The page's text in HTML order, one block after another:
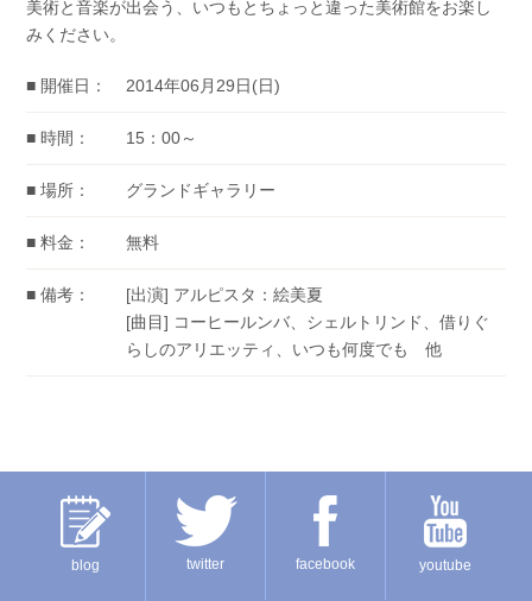
美術と音楽が出会う、いつもとちょっと違った美術館をお楽し
みください。
■ 開催日： 2014年06月29日(日)
■ 時間： 15：00～
■ 場所： グランドギャラリー
■ 料金： 無料
■ 備考：
[出演] アルピスタ：絵美夏
[曲目] コーヒールンバ、シェルトリンド、借りぐ
らしのアリエッティ、いつも何度でも 他
blog twitter facebook youtube